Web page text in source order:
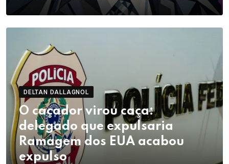
DELTAN DALLAGNOL
O caçador virou caça:
delegado que expulsaria
Ramagem dos EUA acabou
expulso